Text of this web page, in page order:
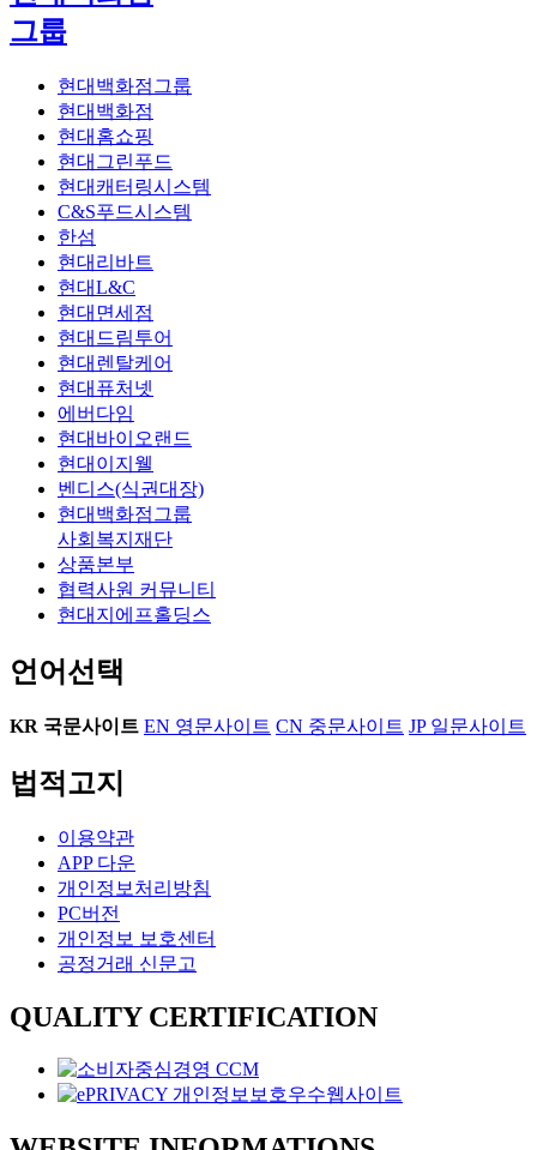
그룹
현대백화점그룹
현대백화점
현대홈쇼핑
현대그린푸드
현대캐터링시스템
C&S푸드시스템
한섬
현대리바트
현대L&C
현대면세점
현대드림투어
현대렌탈케어
현대퓨처넷
에버다임
현대바이오랜드
현대이지웰
벤디스(식권대장)
현대백화점그룹
사회복지재단
상품본부
협력사원 커뮤니티
현대지에프홀딩스
언어선택
KR 국문사이트 EN 영문사이트 CN 중문사이트 JP일문사이트
법적고지
이용약관
APP 다운
개인정보처리방침
PC버전
개인정보 보호센터
공정거래 신문고
QUALITY CERTIFICATION